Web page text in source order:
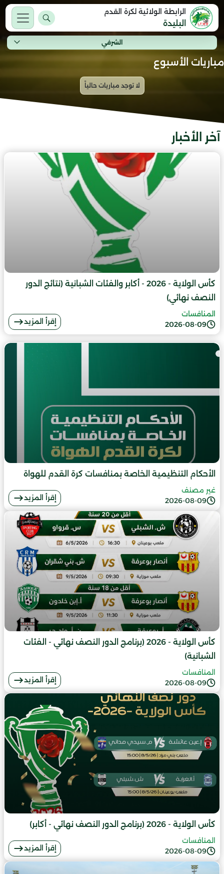
الرابطة الولائية لكرة القدم
البليدة
الشرفي
مباريات الأسبوع
آخر الأخبار
كأس الولاية - 2026 - أكابر والفئات الشبانية (نتائج الدور
النصف نهائي)
2026-08-09
المنافسات
إقرأ المزيد
الأحكام التنظيمية الخاصة بمنافسات كرة القدم للهواة
2026-08-09
غير مصنف
إقرأ المزيد
كأس الولاية - 2026 (برنامج الدور النصف نهائي - الفئات
الشبانية)
2026-08-09
المنافسات
إقرأ المزيد
كأس الولاية - 2026 (برنامج الدور النصف نهائي - أكابر)
2026-08-09
المنافسات
إقرأ المزيد